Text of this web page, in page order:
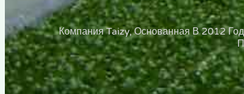
Компания Taizy, Основанная В 2012